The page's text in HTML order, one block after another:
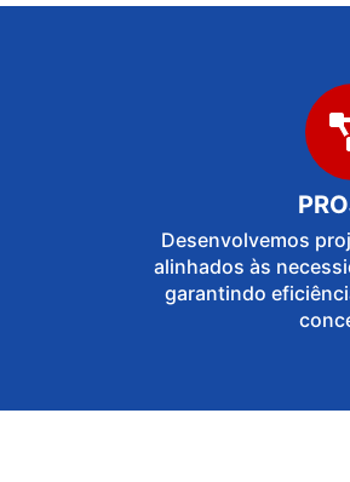
Desenvolvemos
alinhados às
garantindo